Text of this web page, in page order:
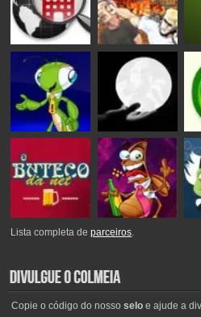
Lista completa deparceiros.
Copie o código do nosso seloe ajude a